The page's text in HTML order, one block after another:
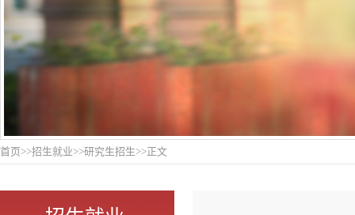
首页>>招生就业>>研究生招生>>正文